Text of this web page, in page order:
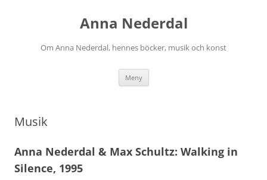
Anna Nederdal
Om Anna Nederdal, hennes böcker, musik och konst
Meny
Musik
Anna Nederdal & Max Schultz: Walking in
Silence, 1995